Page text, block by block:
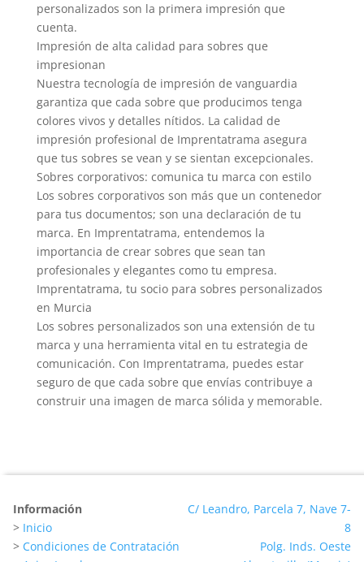
personalizados son la primera impresión que
cuenta.
Impresión de alta calidad para sobres que
impresionan
Nuestra tecnología de impresión de vanguardia
garantiza que cada sobre que producimos tenga
colores vivos y detalles nítidos. La calidad de
impresión profesional de Imprentatrama asegura
que tus sobres se vean y se sientan excepcionales.
Sobres corporativos: comunica tu marca con estilo
Los sobres corporativos son más que un contenedor
para tus documentos; son una declaración de tu
marca. En Imprentatrama, entendemos la
importancia de crear sobres que sean tan
profesionales y elegantes como tu empresa.
Imprentatrama, tu socio para sobres personalizados
en Murcia
Los sobres personalizados son una extensión de tu
marca y una herramienta vital en tu estrategia de
comunicación. Con Imprentatrama, puedes estar
seguro de que cada sobre que envías contribuye a
construir una imagen de marca sólida y memorable.
Información
> Inicio
> Condiciones de Contratación
C/ Leandro, Parcela 7, Nave 7-
8
Polg. Inds. Oeste